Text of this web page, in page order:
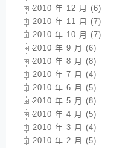
2010 年 12 月 (6)
2010 年 11 月 (7)
2010 年 10 月 (7)
2010 年 9 月 (6)
2010 年 8 月 (8)
2010 年 7 月 (4)
2010 年 6 月 (5)
2010 年 5 月 (8)
2010 年 4 月 (5)
2010 年 3 月 (4)
2010 年 2 月 (5)